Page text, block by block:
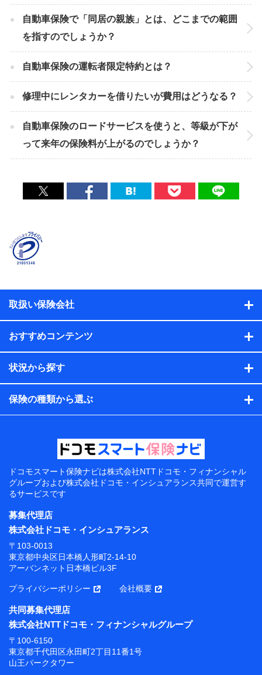
自動車保険で「同居の親族」とは、どこまでの範囲
を指すのでしょうか？
自動車保険の運転者限定特約とは？
修理中にレンタカーを借りたいが費用はどうなる？
自動車保険のロードサービスを使うと、等級が下が
って来年の保険料が上がるのでしょうか？
取扱い保険会社
おすすめコンテンツ
状況から探す
保険の種類から選ぶ
ドコモスマート保険ナビは株式会社NTTドコモ・フィナンシャル
グループおよび株式会社ドコモ・インシュアランス共同で運営す
るサービスです
募集代理店
株式会社ドコモ・インシュアランス
〒103-0013
東京都中央区日本橋人形町2-14-10
アーバンネット日本橋ビル3F
プライバシーポリシー 会社概要
共同募集代理店
株式会社NTTドコモ・フィナンシャルグループ
〒100-6150
東京都千代田区永田町2丁目11番1号
山王パークタワー